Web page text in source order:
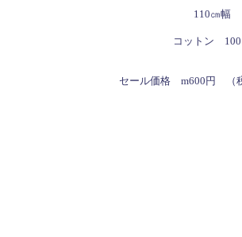
110㎝幅
コットン 100
セール価格 m600円 （